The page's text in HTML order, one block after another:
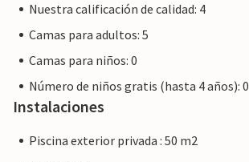
Nuestra calificación de calidad: 4
Camas para adultos: 5
Camas para niños: 0
Número de niños gratis (hasta 4 años): 0
Instalaciones
Piscina exterior privada : 50 m2